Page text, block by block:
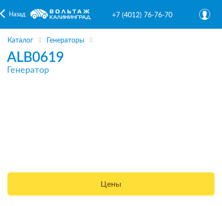
Назад +7 (4012) 76-76-70
Каталог Генераторы
ALB0619
Генератор
Цены